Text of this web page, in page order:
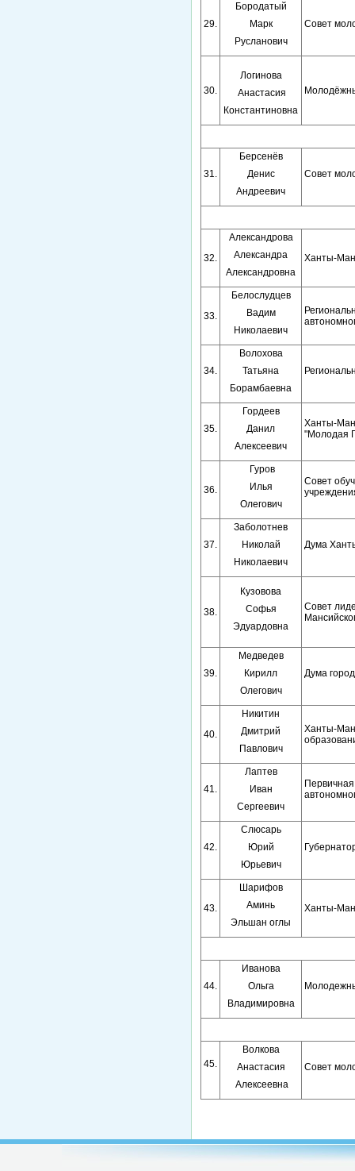
29.
Бородатый
Марк
Русланович
Совет
30.
Логинова
Анастасия
Константиновна
31.
Берсенёв
Денис
Андреевич
Совет
32.
Александрова
Александра
Александровна
Ханты-
33.
Белослудцев
Вадим
Николаевич
34.
Волохова
Татьяна
Борамбаевна
35.
Гордеев
Данил
Алексеевич
Ханты-
"Молодая
36.
Гуров
Илья
Олегович
Совет
37.
Заболотнев
Николай
Николаевич
Дума
38.
Кузовова
Софья
Эдуардовна
Совет
39.
Медведев
Кирилл
Олегович
Дума
40.
Никитин
Дмитрий
Павлович
Ханты-
41.
Лаптев
Иван
Сергеевич
42.
Слюсарь
Юрий
Юрьевич
43.
Шарифов
Аминь
Эльшан оглы
Ханты-
44.
Иванова
Ольга
Владимировна
45.
Волкова
Анастасия
Алексеевна
Совет